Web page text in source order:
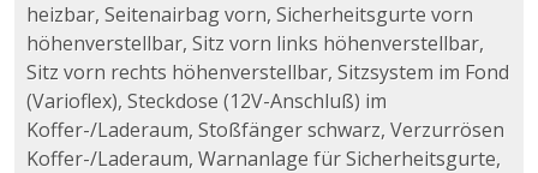
heizbar, Seitenairbag vorn, Sicherheitsgurte vorn
höhenverstellbar, Sitz vorn links höhenverstellbar,
Sitz vorn rechts höhenverstellbar, Sitzsystem im Fond
(Varioflex), Steckdose (12V-Anschluß) im
Koffer-/Laderaum, Stoßfänger schwarz, Verzurrösen
Koffer-/Laderaum, Warnanlage für Sicherheitsgurte,